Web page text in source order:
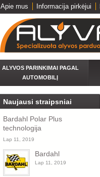
Apie mus Informacija pirkėjui
ALYVOS PARINKIMAI PAGAL
AUTOMOBILĮ
Naujausi straipsniai
Bardahl Polar Plus
technologija
Lap 11, 2019
Bardahl
Lap 11, 2019